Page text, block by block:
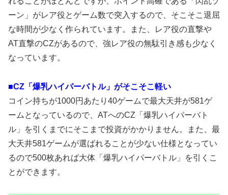
ーン」がレア役とゲーム数で突入するので、そこそこ退屈
な時間が少なく作られています。また、レア役の直撃や
AT直撃のCZがあるので、強レア役の無駄引き感も少なく
なっています。
■CZ「爆乳ハイパーバトル」がそこそこ軽い
コイン持ちが1000円あたり40ゲームで最大天井が581ゲ
ームとなっているので、ATへのCZ「爆乳ハイパーバト
ル」を引くまでにそこまで投資がかかりません。また、最
大天井581ゲームが選ばれることが少ない仕様となってい
るので500枚あれば大体「爆乳ハイパーバトル」を引くこ
とができます。